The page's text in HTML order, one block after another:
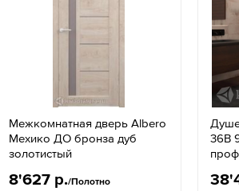
Межкомнатная дверь Albero
Мехико ДО бронза дуб
золотистый
8'627 р./Полотно
36B